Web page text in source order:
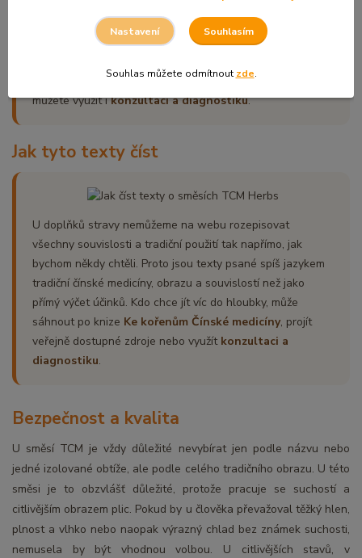
Nejste si jistí, jestli je tahle směs pro Vás ta pravá?
ladit chronický stav. Chcete-li to probrat více do hloubky,
můžete využít ikonzultaci a diagnostiku.
Jak tyto texty číst
U doplňků stravy nemůžeme na webu rozepisovat
všechny souvislosti a tradiční použití tak napřímo, jak
bychom někdy chtěli. Proto jsou texty psané spíš jazykem
tradiční čínské medicíny, obrazu a souvislostí než jako
přímý výčet účinků. Kdo chce jít víc do hloubky, může
sáhnout po knize Ke kořenům Čínské medicíny, projít
veřejně dostupné zdroje nebo využít konzultaci a
diagnostiku.
Bezpečnost a kvalita
U směsí TCM je vždy důležité nevybírat jen podle názvu nebo
jedné izolované obtíže, ale podle celého tradičního obrazu. U této
směsi je to obzvlášť důležité, protože pracuje se suchostí a
citlivějším obrazem plic. Pokud by u člověka převažoval těžký hlen,
plnost a vlhko nebo naopak výrazný chlad bez známek suchosti,
nemusela by být vhodnou volbou. U citlivějších stavů, v
Nastavení Souhlasím
Souhlas můžete odmítnout zde.